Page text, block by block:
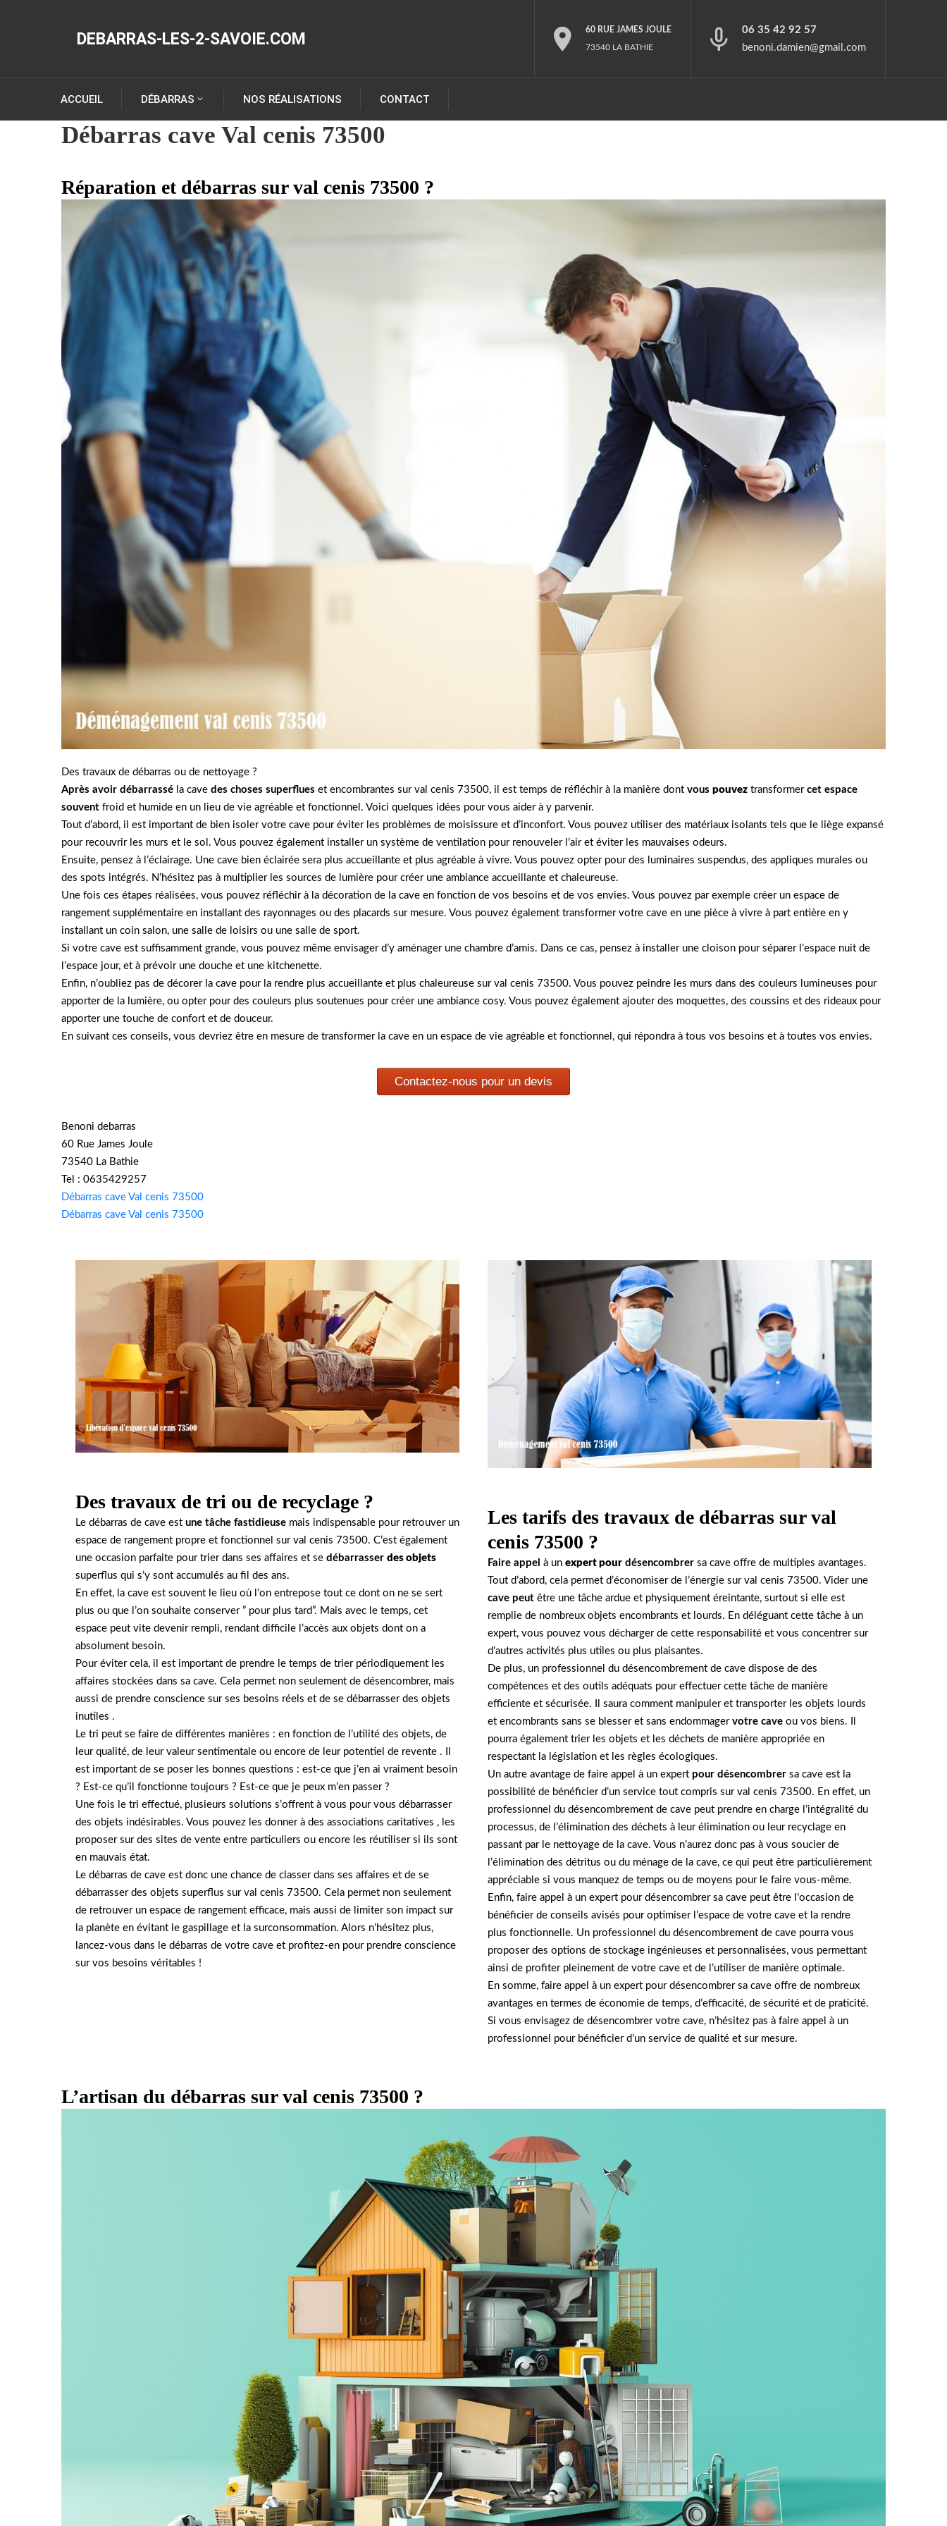
DEBARRAS-LES-2-SAVOIE.COM 60 RUE JAMES JOULE
73540 LA BATHIE
06 35 42 92 57
benoni.damien@gmail.com
ACCUEIL DÉBARRAS NOS RÉALISATIONS CONTACT
Débarras cave Val cenis 73500
Réparation et débarras sur val cenis 73500 ?
Des travaux de débarras ou de nettoyage ?
Après avoir débarrassé la cave des choses superflues et encombrantes sur val cenis 73500, il est temps de réfléchir à la manière dont vous pouvez transformer cet espace
souvent froid et humide en un lieu de vie agréable et fonctionnel. Voici quelques idées pour vous aider à y parvenir.
Tout d’abord, il est important de bien isoler votre cave pour éviter les problèmes de moisissure et d’inconfort. Vous pouvez utiliser des matériaux isolants tels que le liège expansé
pour recouvrir les murs et le sol. Vous pouvez également installer un système de ventilation pour renouveler l’air et éviter les mauvaises odeurs.
Ensuite, pensez à l’éclairage. Une cave bien éclairée sera plus accueillante et plus agréable à vivre. Vous pouvez opter pour des luminaires suspendus, des appliques murales ou
des spots intégrés. N’hésitez pas à multiplier les sources de lumière pour créer une ambiance accueillante et chaleureuse.
Une fois ces étapes réalisées, vous pouvez réfléchir à la décoration de la cave en fonction de vos besoins et de vos envies. Vous pouvez par exemple créer un espace de
rangement supplémentaire en installant des rayonnages ou des placards sur mesure. Vous pouvez également transformer votre cave en une pièce à vivre à part entière en y
installant un coin salon, une salle de loisirs ou une salle de sport.
Si votre cave est suffisamment grande, vous pouvez même envisager d’y aménager une chambre d’amis. Dans ce cas, pensez à installer une cloison pour séparer l’espace nuit de
l’espace jour, et à prévoir une douche et une kitchenette.
Enfin, n’oubliez pas de décorer la cave pour la rendre plus accueillante et plus chaleureuse sur val cenis 73500. Vous pouvez peindre les murs dans des couleurs lumineuses pour
apporter de la lumière, ou opter pour des couleurs plus soutenues pour créer une ambiance cosy. Vous pouvez également ajouter des moquettes, des coussins et des rideaux pour
apporter une touche de confort et de douceur.
En suivant ces conseils, vous devriez être en mesure de transformer la cave en un espace de vie agréable et fonctionnel, qui répondra à tous vos besoins et à toutes vos envies.
Contactez-nous pour un devis
Benoni debarras
60 Rue James Joule
73540 La Bathie
Tel : 0635429257
Débarras cave Val cenis 73500
Débarras cave Val cenis 73500
Des travaux de tri ou de recyclage ?
Le débarras de cave est une tâche fastidieuse mais indispensable pour retrouver un
espace de rangement propre et fonctionnel sur val cenis 73500. C’est également
une occasion parfaite pour trier dans ses affaires et se débarrasser des objets
superflus qui s’y sont accumulés au fil des ans.
En effet, la cave est souvent le lieu où l’on entrepose tout ce dont on ne se sert
plus ou que l’on souhaite conserver ” pour plus tard”. Mais avec le temps, cet
espace peut vite devenir rempli, rendant difficile l’accès aux objets dont on a
absolument besoin.
Pour éviter cela, il est important de prendre le temps de trier périodiquement les
affaires stockées dans sa cave. Cela permet non seulement de désencombrer, mais
aussi de prendre conscience sur ses besoins réels et de se débarrasser des objets
inutiles .
Le tri peut se faire de différentes manières : en fonction de l’utilité des objets, de
leur qualité, de leur valeur sentimentale ou encore de leur potentiel de revente . Il
est important de se poser les bonnes questions : est-ce que j’en ai vraiment besoin
? Est-ce qu’il fonctionne toujours ? Est-ce que je peux m’en passer ?
Une fois le tri effectué, plusieurs solutions s’offrent à vous pour vous débarrasser
des objets indésirables. Vous pouvez les donner à des associations caritatives , les
proposer sur des sites de vente entre particuliers ou encore les réutiliser si ils sont
en mauvais état.
Le débarras de cave est donc une chance de classer dans ses affaires et de se
débarrasser des objets superflus sur val cenis 73500. Cela permet non seulement
de retrouver un espace de rangement efficace, mais aussi de limiter son impact sur
la planète en évitant le gaspillage et la surconsommation. Alors n’hésitez plus,
lancez-vous dans le débarras de votre cave et profitez-en pour prendre conscience
sur vos besoins véritables !
Les tarifs des travaux de débarras sur val
cenis 73500 ?
Faire appel à un expert pour désencombrer sa cave offre de multiples avantages.
Tout d’abord, cela permet d’économiser de l’énergie sur val cenis 73500. Vider une
cave peut être une tâche ardue et physiquement éreintante, surtout si elle est
remplie de nombreux objets encombrants et lourds. En déléguant cette tâche à un
expert, vous pouvez vous décharger de cette responsabilité et vous concentrer sur
d’autres activités plus utiles ou plus plaisantes.
De plus, un professionnel du désencombrement de cave dispose de des
compétences et des outils adéquats pour effectuer cette tâche de manière
efficiente et sécurisée. Il saura comment manipuler et transporter les objets lourds
et encombrants sans se blesser et sans endommager votre cave ou vos biens. Il
pourra également trier les objets et les déchets de manière appropriée en
respectant la législation et les règles écologiques.
Un autre avantage de faire appel à un expert pour désencombrer sa cave est la
possibilité de bénéficier d’un service tout compris sur val cenis 73500. En effet, un
professionnel du désencombrement de cave peut prendre en charge l’intégralité du
processus, de l’élimination des déchets à leur élimination ou leur recyclage en
passant par le nettoyage de la cave. Vous n’aurez donc pas à vous soucier de
l’élimination des détritus ou du ménage de la cave, ce qui peut être particulièrement
appréciable si vous manquez de temps ou de moyens pour le faire vous-même.
Enfin, faire appel à un expert pour désencombrer sa cave peut être l’occasion de
bénéficier de conseils avisés pour optimiser l’espace de votre cave et la rendre
plus fonctionnelle. Un professionnel du désencombrement de cave pourra vous
proposer des options de stockage ingénieuses et personnalisées, vous permettant
ainsi de profiter pleinement de votre cave et de l’utiliser de manière optimale.
En somme, faire appel à un expert pour désencombrer sa cave offre de nombreux
avantages en termes de économie de temps, d’efficacité, de sécurité et de praticité.
Si vous envisagez de désencombrer votre cave, n’hésitez pas à faire appel à un
professionnel pour bénéficier d’un service de qualité et sur mesure.
L’artisan du débarras sur val cenis 73500 ?